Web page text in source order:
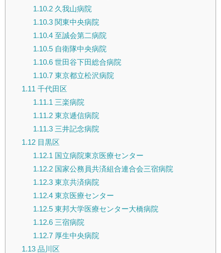
1.10.2久我山病院
1.10.3関東中央病院
1.10.4至誠会第二病院
1.10.5自衛隊中央病院
1.10.6世田谷下田総合病院
1.10.7東京都立松沢病院
1.11 千代田区
1.11.1 三楽病院
1.11.2東京逓信病院
1.11.3三井記念病院
1.12目黒区
1.12.1 国立病院東京医療センター
1.12.2国家公務員共済組合連合会三宿病院
1.12.3東京共済病院
1.12.4東京医療センター
1.12.5東邦大学医療センター大橋病院
1.12.6三宿病院
1.12.7厚生中央病院
1.13品川区